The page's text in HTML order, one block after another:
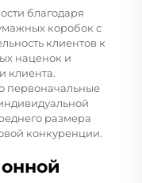
благодаря
коробок с
клиентов к
наценок и
клиента.
первоначальные
размера
конкуренции.